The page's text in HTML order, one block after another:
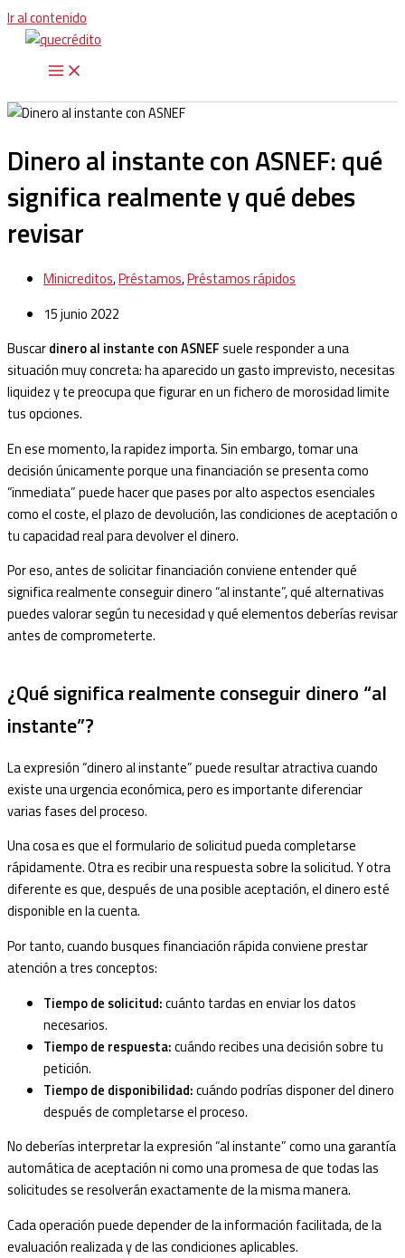
Ir al contenido
Dinero al instante con ASNEF: qué
significa realmente y qué debes
revisar
Minicreditos,Préstamos,Préstamos rápidos
15 junio 2022
Buscardinero al instante con ASNEFsuele responder a una
situación muy concreta: ha aparecido un gasto imprevisto, necesitas
liquidez y te preocupa que figurar en un fichero de morosidad limite
tus opciones.
En ese momento, la rapidez importa. Sin embargo, tomar una
decisión únicamente porque una financiación se presenta como
“inmediata” puede hacer que pases por alto aspectos esenciales
como el coste, el plazo de devolución, las condiciones de aceptación o
tu capacidad real para devolver el dinero.
Por eso, antes de solicitar financiación conviene entender qué
significa realmente conseguir dinero “al instante”, qué alternativas
puedes valorar según tu necesidad y qué elementos deberías revisar
antes de comprometerte.
¿Qué significa realmente conseguir dinero “al
instante”?
La expresión “dinero al instante” puede resultar atractiva cuando
existe una urgencia económica, pero es importante diferenciar
varias fases del proceso.
Una cosa es que el formulario de solicitud pueda completarse
rápidamente. Otra es recibir una respuesta sobre la solicitud. Y otra
diferente es que, después de una posible aceptación, el dinero esté
disponible en la cuenta.
Por tanto, cuando busques financiación rápida conviene prestar
atención a tres conceptos:
Tiempo de solicitud:cuánto tardas en enviar los datos
necesarios.
Tiempo de respuesta:cuándo recibes una decisión sobre tu
petición.
Tiempo de disponibilidad:cuándo podrías disponer del dinero
después de completarse el proceso.
No deberías interpretar la expresión “al instante” como una garantía
automática de aceptación ni como una promesa de que todas las
solicitudes se resolverán exactamente de la misma manera.
Cada operación puede depender de la información facilitada, de la
evaluación realizada y de las condiciones aplicables.